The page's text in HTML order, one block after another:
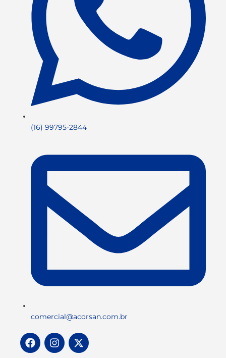
(16) 99795-2844
comercial@acorsan.com.br